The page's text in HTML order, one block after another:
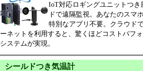
IoT対応ロギングユニットつき
ドで遠隔監視。あなたのスマ
特別なアプリ不要。クラウド
ーネットを利用すると、驚くほどコストパフ
システムが実現。
シールドつき気温計